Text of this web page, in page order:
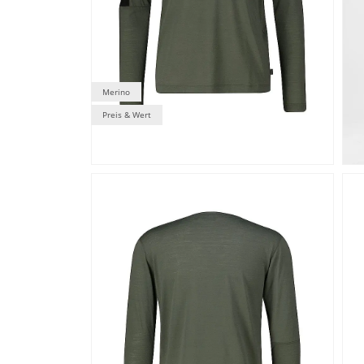
Merino
Preis & Wert